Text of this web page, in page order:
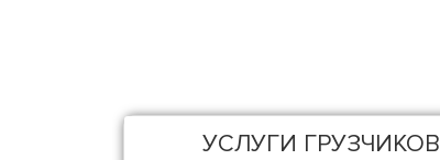
УСЛУГИ ГРУЗЧИКОВ